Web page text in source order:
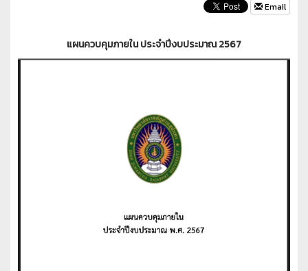
Email
แผนควบคุมภายใน ประจำปีงบประมาณ 2567